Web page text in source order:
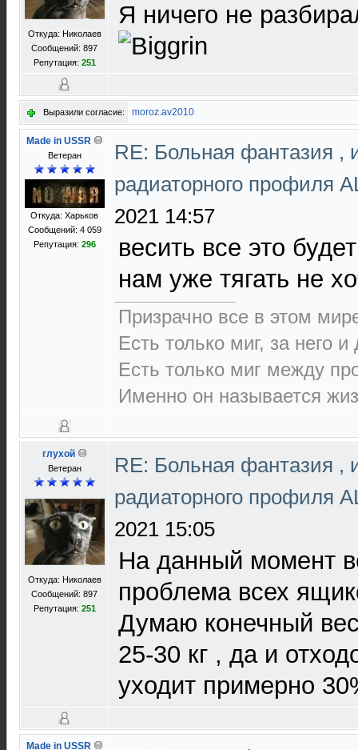
Откуда: Николаев
Сообщений: 897
Репутация: 251
Я ничего не
Выразили согласие: moroz.av2010
Made in USSR
Ветеран
Откуда: Харьков
Сообщений: 4 059
Репутация: 296
RE: Больная фантазия ,
радиаторного профиля
2021 14:57
весить все это
нам уже тягать не
Призрачно все в этом
Есть только миг, за него
Есть только миг между
Именно он называется
глухой
Ветеран
Откуда: Николаев
Сообщений: 897
Репутация: 251
RE: Больная фантазия ,
радиаторного профиля
2021 15:05
На данный момент
проблема всех
Думаю конечный
25-30 кг , да и
уходит примерно
Made in USSR